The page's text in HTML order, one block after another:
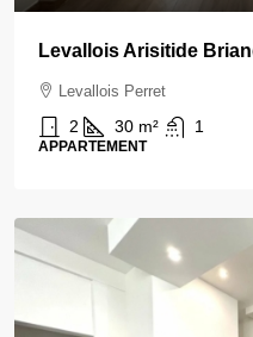
Levallois Arisitide
Levallois Perret
2 30 m² 1
APPARTEMENT